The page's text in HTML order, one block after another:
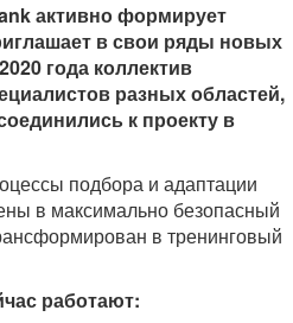
активно формирует
в свои ряды новых
года коллектив
разных областей,
к проекту в
подбора и адаптации
в максимально безопасный
в тренинговый
работают: